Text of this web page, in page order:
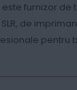
este furnizor
de
pentru